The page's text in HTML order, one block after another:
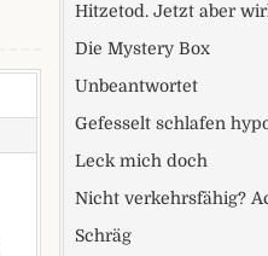
Hitzetod. Jetzt aber
Die Mystery Box
Unbeantwortet
Gefesselt schlafen
Leck mich doch
Nicht verkehrsfähig?
Schräg